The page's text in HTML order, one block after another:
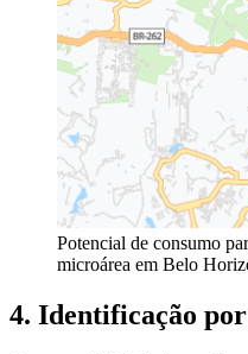
Potencial de consumo
microárea em Belo
4. Identificação